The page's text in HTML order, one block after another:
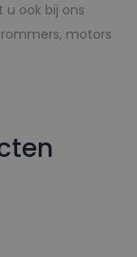
ook bij ons
motors